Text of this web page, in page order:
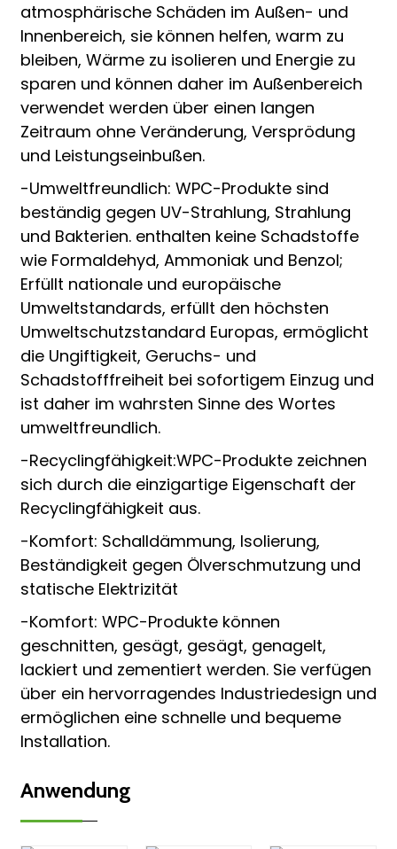
atmosphärische Schäden im Außen- und
Innenbereich, sie können helfen, warm zu
bleiben, Wärme zu isolieren und Energie zu
sparen und können daher im Außenbereich
verwendet werden über einen langen
Zeitraum ohne Veränderung, Versprödung
und Leistungseinbußen.
-Umweltfreundlich: WPC-Produkte sind
beständig gegen UV-Strahlung, Strahlung
und Bakterien. enthalten keine Schadstoffe
wie Formaldehyd, Ammoniak und Benzol;
Erfüllt nationale und europäische
Umweltstandards, erfüllt den höchsten
Umweltschutzstandard Europas, ermöglicht
die Ungiftigkeit, Geruchs- und
Schadstofffreiheit bei sofortigem Einzug und
ist daher im wahrsten Sinne des Wortes
umweltfreundlich.
-Recyclingfähigkeit:WPC-Produkte zeichnen
sich durch die einzigartige Eigenschaft der
Recyclingfähigkeit aus.
-Komfort: Schalldämmung, Isolierung,
Beständigkeit gegen Ölverschmutzung und
statische Elektrizität
-Komfort: WPC-Produkte können
geschnitten, gesägt, gesägt, genagelt,
lackiert und zementiert werden. Sie verfügen
über ein hervorragendes Industriedesign und
ermöglichen eine schnelle und bequeme
Installation.
Anwendung